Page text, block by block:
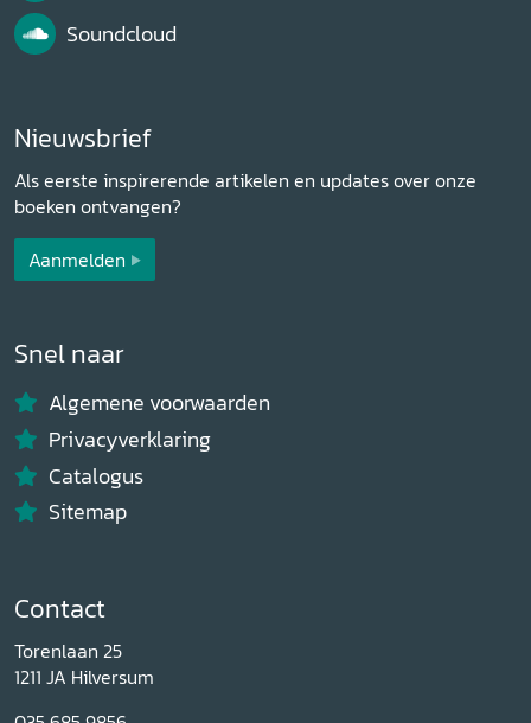
Soundcloud
Nieuwsbrief
Als eerste inspirerende artikelen en updates over onze
boeken ontvangen?
Aanmelden
Snel naar
Algemene voorwaarden
Privacyverklaring
Catalogus
Sitemap
Contact
Torenlaan 25
1211 JA Hilversum